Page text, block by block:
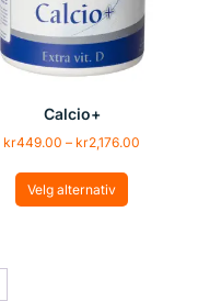
Calcio+
kr449.00 – kr2,176.00
Velg alternativ